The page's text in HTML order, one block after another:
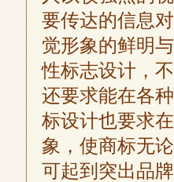
要传达的信息
觉形象的鲜明
性标志设计，
还要求能在各
标设计也要求
象，使商标无
可起到突出品